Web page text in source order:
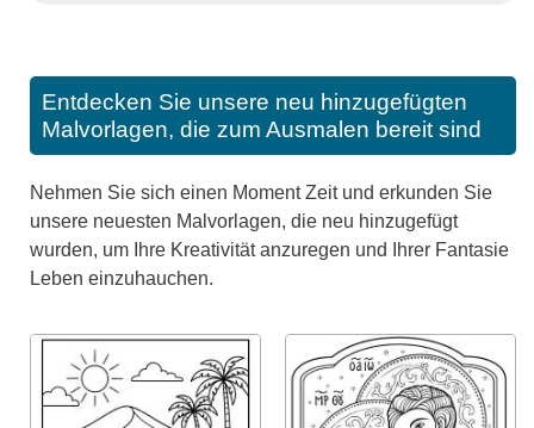
Entdecken Sie unsere neu hinzugefügten
Malvorlagen, die zum Ausmalen bereit sind
Nehmen Sie sich einen Moment Zeit und erkunden Sie
unsere neuesten Malvorlagen, die neu hinzugefügt
wurden, um Ihre Kreativität anzuregen und Ihrer Fantasie
Leben einzuhauchen.